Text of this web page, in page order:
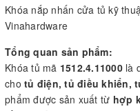
Khóa nắp nhấn cửa tủ kỹ
Vinahardware
Tổng quan sản phẩm:
Khóa tủ mã 1512.4.11000là
cho tủ điện, tủ điều khiển,
phẩm được sản xuất từ hợp